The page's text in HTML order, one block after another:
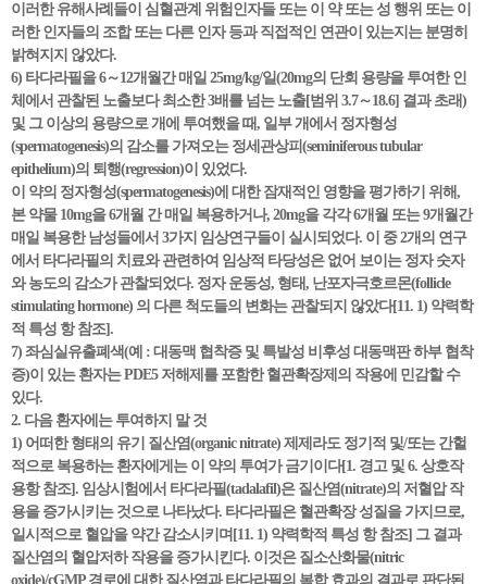
이러한 유해사례들이 심혈관계 위험인자들 또는 이 약 또는 성 행위 또는 이
러한 인자들의 조합 또는 다른 인자 등과 직접적인 연관이 있는지는 분명히
밝혀지지 않았다.
6) 타다라필을 6～12개월간 매일 25mg/kg/일(20mg의 단회 용량을 투여한 인
체에서 관찰된 노출보다 최소한 3배를 넘는 노출[범위 3.7～18.6] 결과 초래)
및 그 이상의 용량으로 개에 투여했을 때, 일부 개에서 정자형성
(spermatogenesis)의 감소를 가져오는 정세관상피(seminiferous tubular
epithelium)의 퇴행(regression)이 있었다.
이 약의 정자형성(spermatogenesis)에 대한 잠재적인 영향을 평가하기 위해,
본 약물 10mg을 6개월 간 매일 복용하거나, 20mg을 각각 6개월 또는 9개월간
매일 복용한 남성들에서 3가지 임상연구들이 실시되었다. 이 중 2개의 연구
에서 타다라필의 치료와 관련하여 임상적 타당성은 없어 보이는 정자 숫자
와 농도의 감소가 관찰되었다. 정자 운동성, 형태, 난포자극호르몬(follicle
stimulating hormone) 의 다른 척도들의 변화는 관찰되지 않았다[11. 1) 약력학
적 특성 항 참조].
7) 좌심실유출폐색(예 : 대동맥 협착증 및 특발성 비후성 대동맥판 하부 협착
증)이 있는 환자는 PDE5 저해제를 포함한 혈관확장제의 작용에 민감할 수
있다.
2. 다음 환자에는 투여하지 말 것
1) 어떠한 형태의 유기 질산염(organic nitrate) 제제라도 정기적 및/또는 간헐
적으로 복용하는 환자에게는 이 약의 투여가 금기이다[1. 경고 및 6. 상호작
용항 참조]. 임상시험에서 타다라필(tadalafil)은 질산염(nitrate)의 저혈압 작
용을 증가시키는 것으로 나타났다. 타다라필은 혈관확장 성질을 가지므로,
일시적으로 혈압을 약간 감소시키며[11. 1) 약력학적 특성 항 참조] 그 결과
질산염의 혈압저하 작용을 증가시킨다. 이것은 질소산화물(nitric
oxide)/cGMP 경로에 대한 질산염과 타다라필의 복합 효과의 결과로 판단된